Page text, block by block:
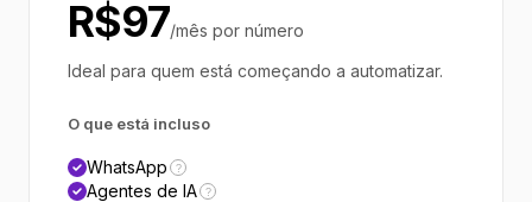
R$97/mês por número
Ideal para quem está começando a automatizar.
O que está incluso
WhatsApp ?
Agentes de IA ?